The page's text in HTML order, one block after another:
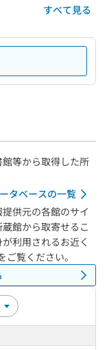
すべて見る
等から取得した所
タベースの一覧
供元の各館のサイ
館から取寄せるこ
利用されるお近く
ご覧ください。